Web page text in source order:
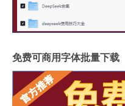
免费可商用字体批量下载